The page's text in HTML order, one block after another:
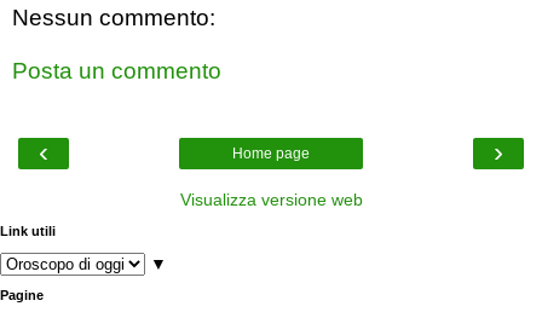
Nessun commento:
Posta un commento
‹ ›
Home page
Visualizza versione web
Link utili
▼
Pagine